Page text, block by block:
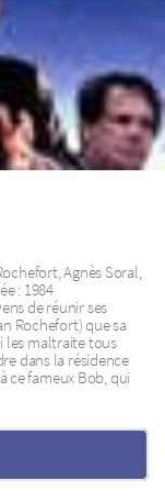
Agnès Soral,
: 1984
de réunir ses
Rochefort) que sa
les maltraite tous
dans la résidence
ce fameux Bob, qui